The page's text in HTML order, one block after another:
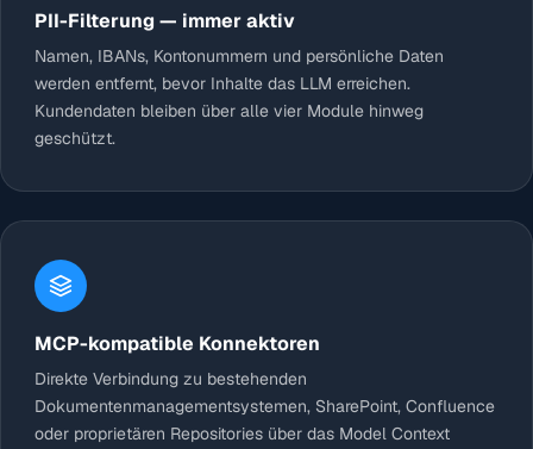
PII-Filterung — immer aktiv
Namen, IBANs, Kontonummern und persönliche Daten
werden entfernt, bevor Inhalte das LLM erreichen.
Kundendaten bleiben über alle vier Module hinweg
geschützt.
MCP-kompatible Konnektoren
Direkte Verbindung zu bestehenden
Dokumentenmanagementsystemen, SharePoint, Confluence
oder proprietären Repositories über das Model Context